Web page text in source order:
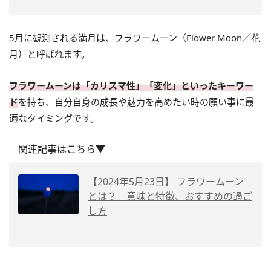
5月に観測される満月は、フラワームーン（Flower Moon／花
月）と呼ばれます。
フラワームーンは「カリスマ性」「変化」といったキーワー
ドを持ち、自分自身の成長や魅力を高めたい時の願い事に最
適なタイミングです。
関連記事はこちら▼
【2024年5月23日】 フラワームーン
とは？ 意味と特徴、おすすめの過ご
し方